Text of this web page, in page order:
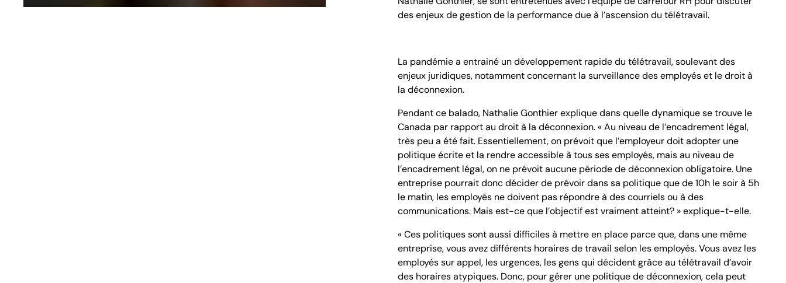
des enjeux de gestion de la performance due à l’ascension du télétravail.
La pandémie a entrainé un développement rapide du télétravail, soulevant des
enjeux juridiques, notamment concernant la surveillance des employés et le droit à
la déconnexion.
Pendant ce balado, Nathalie Gonthier explique dans quelle dynamique se trouve le
Canada par rapport au droit à la déconnexion. « Au niveau de l’encadrement légal,
très peu a été fait. Essentiellement, on prévoit que l’employeur doit adopter une
politique écrite et la rendre accessible à tous ses employés, mais au niveau de
l’encadrement légal, on ne prévoit aucune période de déconnexion obligatoire. Une
entreprise pourrait donc décider de prévoir dans sa politique que de 10h le soir à 5h
le matin, les employés ne doivent pas répondre à des courriels ou à des
communications. Mais est-ce que l’objectif est vraiment atteint? » explique-t-elle.
« Ces politiques sont aussi difficiles à mettre en place parce que, dans une même
entreprise, vous avez différents horaires de travail selon les employés. Vous avez les
employés sur appel, les urgences, les gens qui décident grâce au télétravail d’avoir
des horaires atypiques. Donc, pour gérer une politique de déconnexion, cela peut